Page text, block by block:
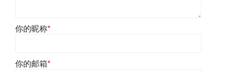
你的昵称*
你的邮箱*